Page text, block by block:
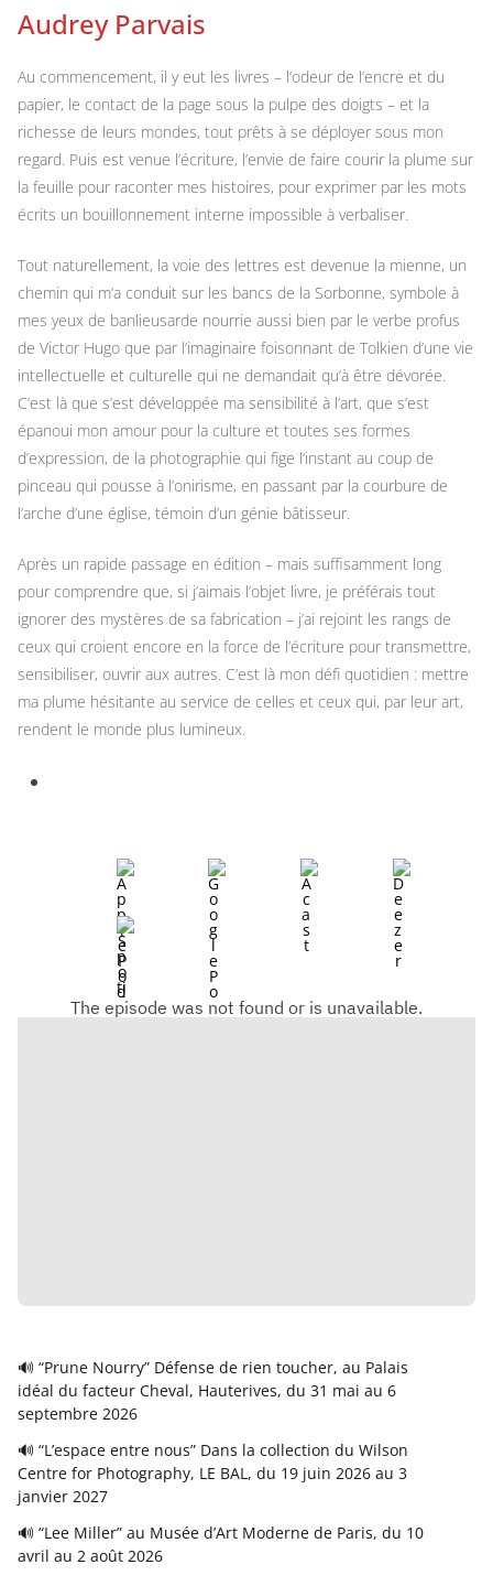
Audrey Parvais
Au commencement, il y eut les livres – l’odeur de l’encre et du
papier, le contact de la page sous la pulpe des doigts – et la
richesse de leurs mondes, tout prêts à se déployer sous mon
regard. Puis est venue l’écriture, l’envie de faire courir la plume sur
la feuille pour raconter mes histoires, pour exprimer par les mots
écrits un bouillonnement interne impossible à verbaliser.
Tout naturellement, la voie des lettres est devenue la mienne, un
chemin qui m’a conduit sur les bancs de la Sorbonne, symbole à
mes yeux de banlieusarde nourrie aussi bien par le verbe profus
de Victor Hugo que par l’imaginaire foisonnant de Tolkien d’une vie
intellectuelle et culturelle qui ne demandait qu’à être dévorée.
C’est là que s’est développée ma sensibilité à l’art, que s’est
épanoui mon amour pour la culture et toutes ses formes
d’expression, de la photographie qui fige l’instant au coup de
pinceau qui pousse à l’onirisme, en passant par la courbure de
l’arche d’une église, témoin d’un génie bâtisseur.
Après un rapide passage en édition – mais suffisamment long
pour comprendre que, si j’aimais l’objet livre, je préférais tout
ignorer des mystères de sa fabrication – j’ai rejoint les rangs de
ceux qui croient encore en la force de l’écriture pour transmettre,
sensibiliser, ouvrir aux autres. C’est là mon défi quotidien : mettre
ma plume hésitante au service de celles et ceux qui, par leur art,
rendent le monde plus lumineux.
🔊 “Prune Nourry” Défense de rien toucher, au Palais
idéal du facteur Cheval, Hauterives, du 31 mai au 6
septembre 2026
🔊 “L’espace entre nous” Dans la collection du Wilson
Centre for Photography, LE BAL, du 19 juin 2026 au 3
janvier 2027
🔊 “Lee Miller” au Musée d’Art Moderne de Paris, du 10
avril au 2 août 2026